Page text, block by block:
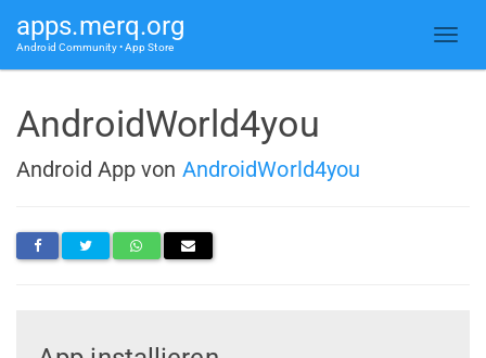
apps.merq.org
Android Community • App Store
AndroidWorld4you
Android App von AndroidWorld4you